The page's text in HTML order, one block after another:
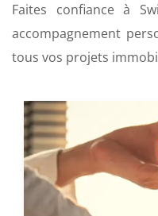
Faites confiance à
accompagnement
tous vos projets